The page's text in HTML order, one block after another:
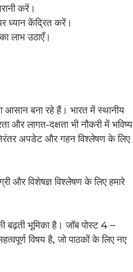
करें।
ध्यान केंद्रित करें।
लाभ उठाएँ।
बना रहे हैं। भारत में स्थानीय
और लागत-दक्षता भी नौकरी में भविष्य
अपडेट और गहन विश्लेषण के लिए
और विशेषज्ञ विश्लेषण के लिए हमारे
बढ़ती भूमिका है। जॉब पोस्ट 4 –
विषय है, जो पाठकों के लिए नए